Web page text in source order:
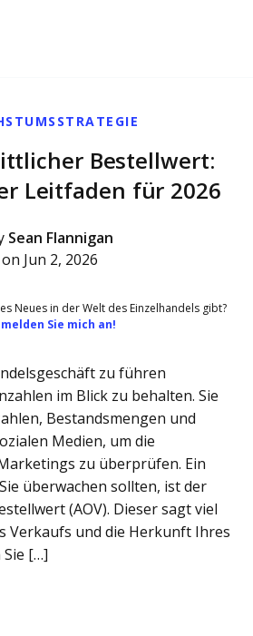
Bestellwert:
Leitfaden für 2026
Sean Flannigan
on Jun 2, 2026
Neues in der Welt des Einzelhandels gibt?
melden Sie mich an!
zu führen
im Blick zu behalten. Sie
Bestandsmengen und
Medien, um die
zu überprüfen. Ein
überwachen sollten, ist der
(AOV). Dieser sagt viel
Verkaufs und die Herkunft Ihres
Sie […]